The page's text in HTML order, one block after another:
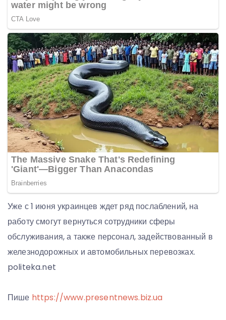
Уже с 1 июня украинцев ждет ряд послаблений, на
работу смогут вернуться сотрудники сферы
обслуживания, а также персонал, задействованный в
железнодорожных и автомобильных перевозках.
politeka.net
Пише https://www.presentnews.biz.ua